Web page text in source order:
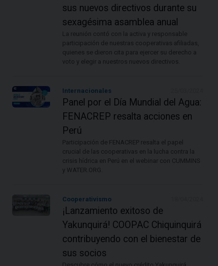
sus nuevos directivos durante su
sexagésima asamblea anual
La reunión contó con la activa y responsable
participación de nuestras cooperativas afiliadas,
quienes se dieron cita para ejercer su derecho a
voto y elegir a nuestros nuevos directivos.
Internacionales
Panel por el Día Mundial del Agua:
FENACREP resalta acciones en
Perú
Participación de FENACREP resalta el papel
crucial de las cooperativas en la lucha contra la
crisis hídrica en Perú en el webinar con CUMMINS
y WATER.ORG.
Cooperativismo
¡Lanzamiento exitoso de
Yakunquirá! COOPAC Chiquinquirá
contribuyendo con el bienestar de
sus socios
Descubre cómo el nuevo crédito Yakunquirá